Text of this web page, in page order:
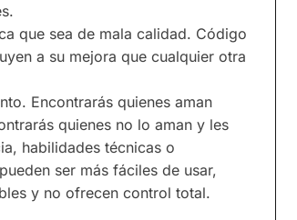
que sea de mala calidad. Código
a su mejora que cualquier otra
Encontrarás quienes aman
quienes no lo aman y les
habilidades técnicas o
ser más fáciles de usar,
y no ofrecen control total.